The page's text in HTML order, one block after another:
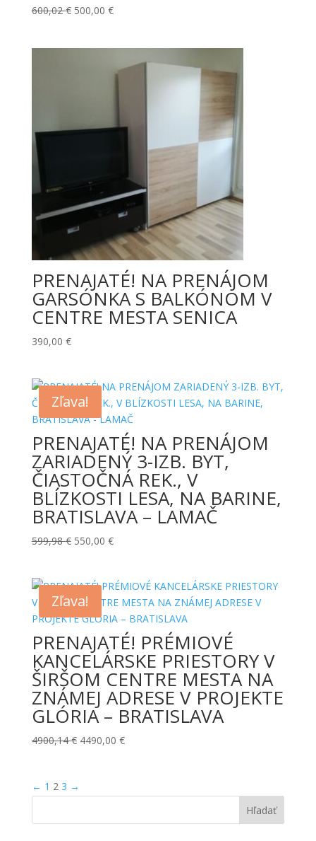
600,02€ Pôvodná
500,00 €Aktuálna
500,00 €.
PRENAJATÉ! NA PRENÁJOM
GARSÓNKA S BALKÓNOM V
CENTRE MESTA SENICA
390,00 €
Zľava!
PRENAJATÉ! NA PRENÁJOM
ZARIADENÝ 3-IZB. BYT,
ČIASTOČNÁ REK., V
BLÍZKOSTI LESA, NA BARINE,
BRATISLAVA – LAMAČ
599,98€ Pôvodná
599,98 €.
550,00 €Aktuálna
550,00 €.
Zľava!
PRENAJATÉ! PRÉMIOVÉ
KANCELÁRSKE PRIESTORY V
ŠIRŠOM CENTRE MESTA NA
ZNÁMEJ ADRESE V PROJEKTE
GLÓRIA – BRATISLAVA
4900,14€ Pôvodná
4490,00 €Aktuálna
← 1 2 3 →
Hľadať